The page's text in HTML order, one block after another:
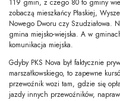
119 gmin, z czego 80 to gminy
zobaczą mieszkańcy Płaskiej,
Nowego Dworu czy Szudziałowa.
gmina miejsko-wiejska. A w
komunikacja miejska.
Gdyby PKS Nova był faktycznie
marszałkowskiego, to zapewne
przewoźnik wozi tam, gdzie się
jazdy innych przewoźników,